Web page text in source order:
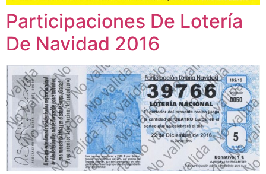
Participaciones De Lotería
De Navidad 2016